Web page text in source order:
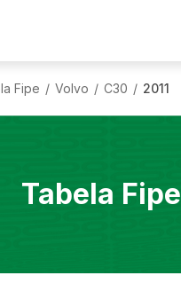
Fipe / Volvo / C30 / 2011
Tabela Fipe